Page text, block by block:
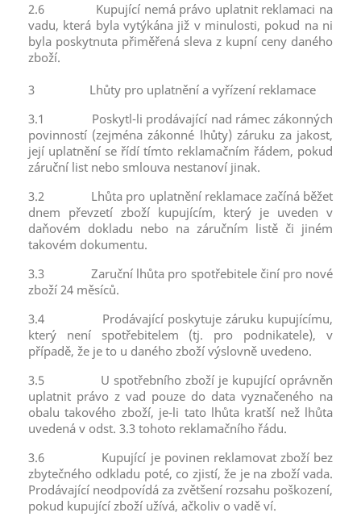
2.6 Kupující nemá právo uplatnit reklamaci na
vadu, která byla vytýkána již v minulosti, pokud na ni
byla poskytnuta přiměřená sleva z kupní ceny daného
zboží.
3 Lhůty pro uplatnění a vyřízení reklamace
3.1 Poskytl-li prodávající nad rámec zákonných
povinností (zejména zákonné lhůty) záruku za jakost,
její uplatnění se řídí tímto reklamačním řádem, pokud
záruční list nebo smlouva nestanoví jinak.
3.2 Lhůta pro uplatnění reklamace začíná běžet
dnem převzetí zboží kupujícím, který je uveden v
daňovém dokladu nebo na záručním listě či jiném
takovém dokumentu.
3.3Zaruční lhůta pro spotřebitele činí pro nové
zboží 24 měsíců.
3.4 Prodávající poskytuje záruku kupujícímu,
který není spotřebitelem (tj. pro podnikatele), v
případě, že je to u daného zboží výslovně uvedeno.
3.5 U spotřebního zboží je kupující oprávněn
uplatnit právo z vad pouze do data vyznačeného na
obalu takového zboží, je-li tato lhůta kratší než lhůta
uvedená v odst. 3.3 tohoto reklamačního řádu.
3.6 Kupující je povinen reklamovat zboží bez
zbytečného odkladu poté, co zjistí, že je na zboží vada.
Prodávající neodpovídá za zvětšení rozsahu poškození,
pokud kupující zboží užívá, ačkoliv o vadě ví.